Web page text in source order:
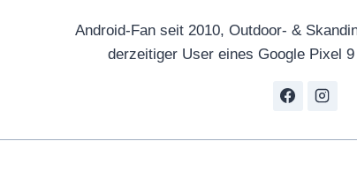
Android-Fan seit 2010, Outdoor- &
derzeitiger User eines Google Pixel